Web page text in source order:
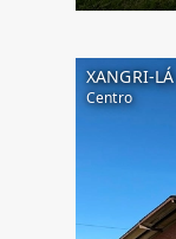
XANGRI-LÁ
Centro